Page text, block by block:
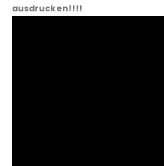
ausdrucken!!!!